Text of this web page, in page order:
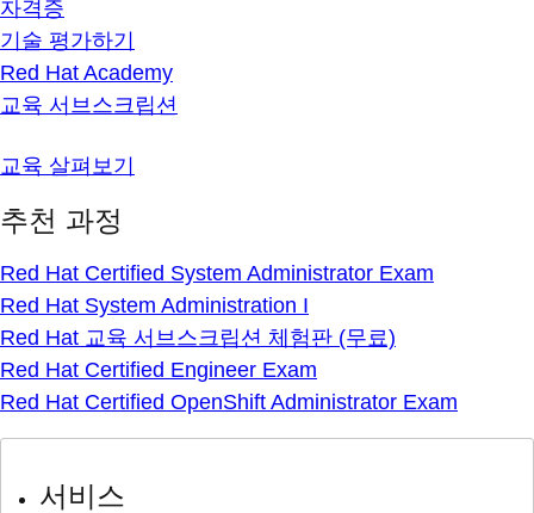
자격증
기술 평가하기
Red Hat Academy
교육 서브스크립션
교육 살펴보기
추천 과정
Red Hat Certified System Administrator Exam
Red Hat System Administration I
Red Hat 교육 서브스크립션 체험판 (무료)
Red Hat Certified Engineer Exam
Red Hat Certified OpenShift Administrator Exam
서비스